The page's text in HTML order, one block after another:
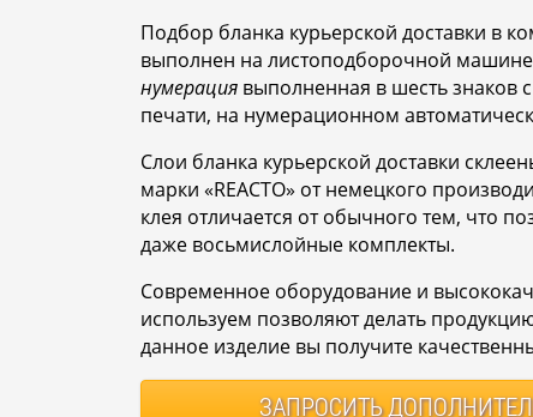
Подбор бланка курьерской доставки в
выполнен на листоподборочной
нумерация выполненная в шесть знаков
печати, на нумерационном
Слои бланка курьерской доставки
марки «REACTO» от немецкого
клея отличается от обычного тем, что
даже восьмислойные комплекты.
Современное оборудование и
используем позволяют делать
данное изделие вы получите
ЗАПРОСИТЬ